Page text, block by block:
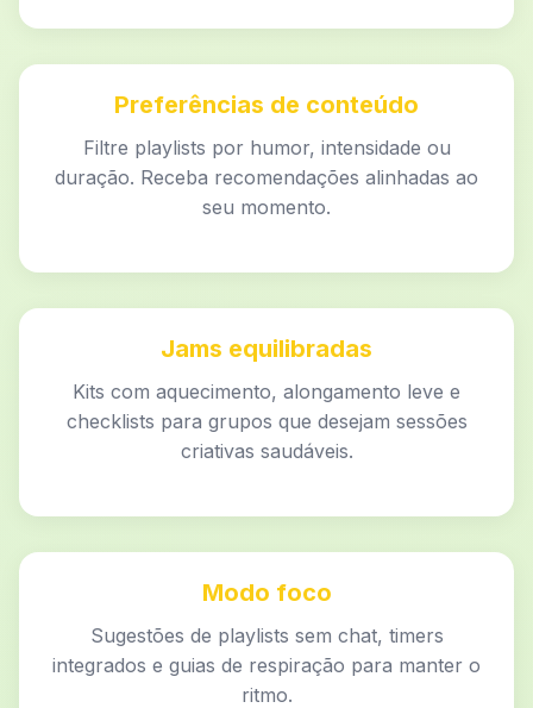
Preferências de conteúdo
Filtre playlists por humor, intensidade ou
duração. Receba recomendações alinhadas ao
seu momento.
Jams equilibradas
Kits com aquecimento, alongamento leve e
checklists para grupos que desejam sessões
criativas saudáveis.
Modo foco
Sugestões de playlists sem chat, timers
integrados e guias de respiração para manter o
ritmo.